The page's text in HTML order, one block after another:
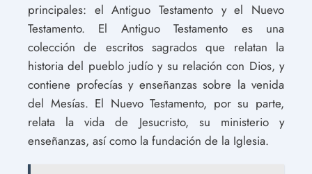
principales: el Antiguo Testamento y el Nuevo
Testamento. El Antiguo Testamento es una
colección de escritos sagrados que relatan la
historia del pueblo judío y su relación con Dios, y
contiene profecías y enseñanzas sobre la venida
del Mesías. El Nuevo Testamento, por su parte,
relata la vida de Jesucristo, su ministerio y
enseñanzas, así como la fundación de la Iglesia.